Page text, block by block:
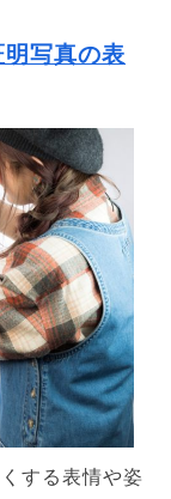
写真の表
する表情や姿